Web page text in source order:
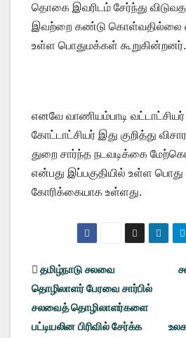
தொகை இவரிடம் சேர்ந்து
இவற்றை கண்டு கொள்வதில்லை
உள்ள பொதுமக்கள் கூறுகின்றனர்.
எனவே வாணியம்பாடி வட்டாட்சியர்
கோட்டாட்சியர் இது குறித்து
துறை சார்ந்த நடவடிக்கை
என்பது இப்பகுதியில் உள்ள
கோரிக்கையாக உள்ளது.
Post
navigation
தமிழ்நாடு சலவை
தொழிலாளர் பேரவை சார்பில்
சலவைத் தொழிலாளர்களை
பட்டியலின பிரிவில் சேர்க்க